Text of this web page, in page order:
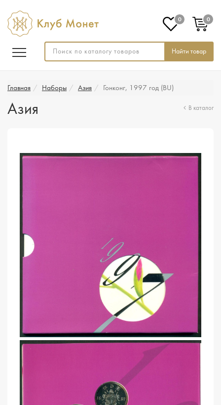
Найти товар
0 0
Главная Наборы Азия Гонконг, 1997 год (BU)
Азия В каталог